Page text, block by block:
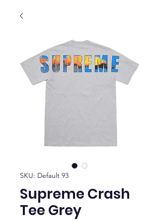
SKU: Default 93
Supreme Crash
Tee Grey